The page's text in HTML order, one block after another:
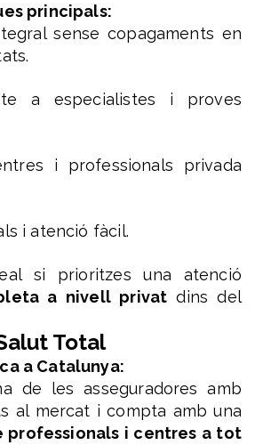
principals:
sense copagaments en
a especialistes i proves
i professionals privada
i atenció fàcil.
si prioritzes una atenció
a nivell privat dins del
Total
a Catalunya:
de les asseguradores amb
al mercat i compta amb una
professionals i centres a tot